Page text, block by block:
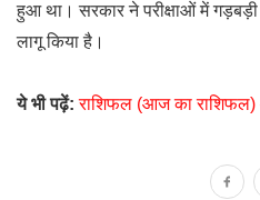
हुआ था। सरकार ने परीक्षाओं में
लागू किया है।
ये भी पढ़ें: राशिफल (आज का